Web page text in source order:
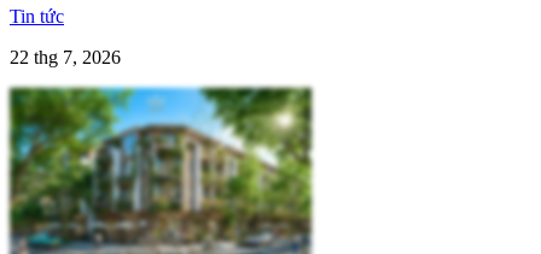
Tin tức
22 thg 7, 2026